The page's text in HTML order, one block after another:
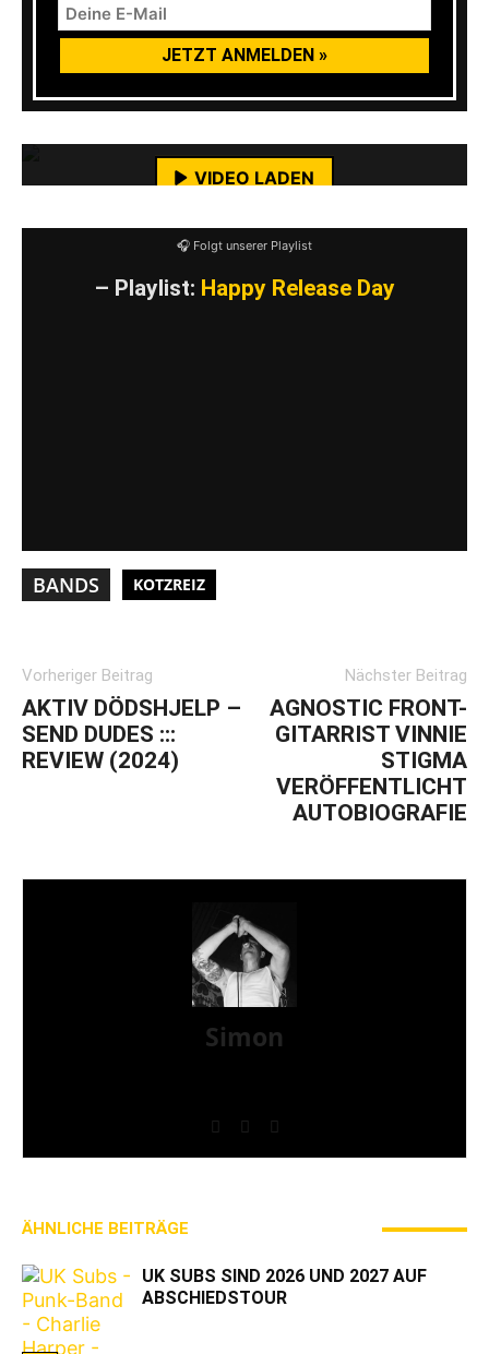
Datenschutzerklärung von YouTube.
VIDEO LADEN
YouTube-Inhalte immer entsperren
🎧 Folgt unserer Playlist
– Playlist: Happy Release Day
BANDS KOTZREIZ
Vorheriger Beitrag
AKTIV DÖDSHJELP –
SEND DUDES :::
REVIEW (2024)
Nächster Beitrag
AGNOSTIC FRONT-
GITARRIST VINNIE
STIGMA
VERÖFFENTLICHT
AUTOBIOGRAFIE
Simon
ÄHNLICHE BEITRÄGE
UK SUBS SIND 2026 UND 2027 AUF
ABSCHIEDSTOUR